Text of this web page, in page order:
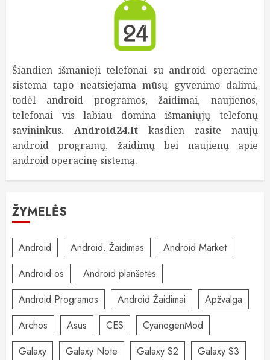
Šiandien išmanieji telefonai su android operacine
sistema tapo neatsiejama mūsų gyvenimo dalimi,
todėl android programos, žaidimai, naujienos,
telefonai vis labiau domina išmaniųjų telefonų
savininkus. Android24.lt kasdien rasite naujų
android programų, žaidimų bei naujienų apie
android operacinę sistemą.
ŽYMELĖS
Android Android. Žaidimas
Android Market
Android os
Android planšetės
Android Programos
Android Žaidimai
Apžvalga
Archos
Asus CES
CyanogenMod
Galaxy
Galaxy Note Galaxy S2
Galaxy S3